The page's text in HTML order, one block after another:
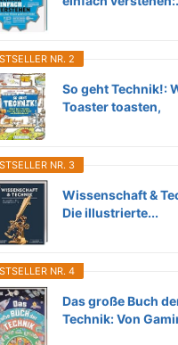
NR. 2
So geht Technik!:
Toaster toasten,
NR. 3
Wissenschaft &
Die illustrierte...
NR. 4
Das große Buch
Technik: Von